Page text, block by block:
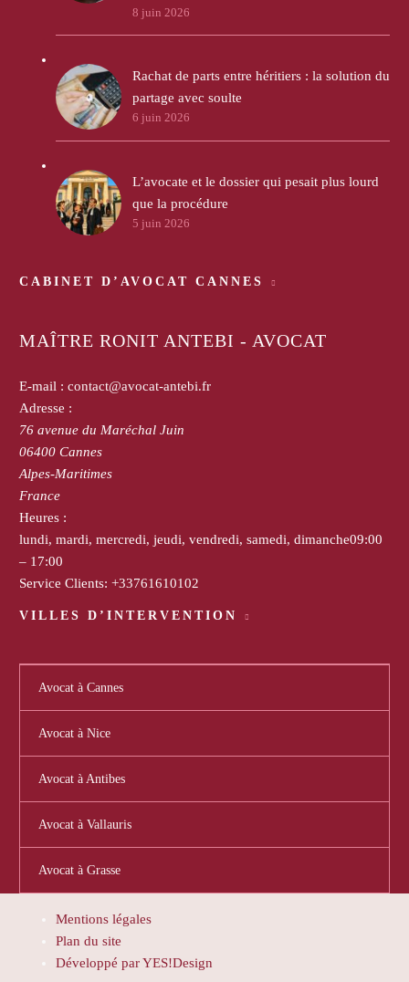
8 juin 2026
Rachat de parts entre héritiers : la solution du
partage avec soulte
6 juin 2026
L’avocate et le dossier qui pesait plus lourd
que la procédure
5 juin 2026
CABINET D’AVOCAT CANNES
MAÎTRE RONIT ANTEBI - AVOCAT
E-mail : contact@avocat-antebi.fr
Adresse :
76 avenue du Maréchal Juin
06400 Cannes
Alpes-Maritimes
France
Heures :
lundi, mardi, mercredi, jeudi, vendredi, samedi, dimanche09:00
– 17:00
Service Clients: +33761610102
VILLES D’INTERVENTION
Avocat à Cannes
Avocat à Nice
Avocat à Antibes
Avocat à Vallauris
Avocat à Grasse
Mentions légales
Plan du site
Développé par YES!Design